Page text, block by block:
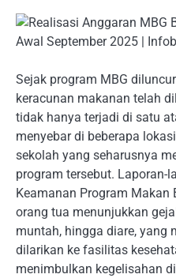
Sejak program MBG
keracunan makanan telah
tidak hanya terjadi di satu
menyebar di beberapa
sekolah yang seharusnya
program tersebut. Laporan-
Keamanan Program Makan
orang tua menunjukkan
muntah, hingga diare, yang
dilarikan ke fasilitas
menimbulkan kegelisahan